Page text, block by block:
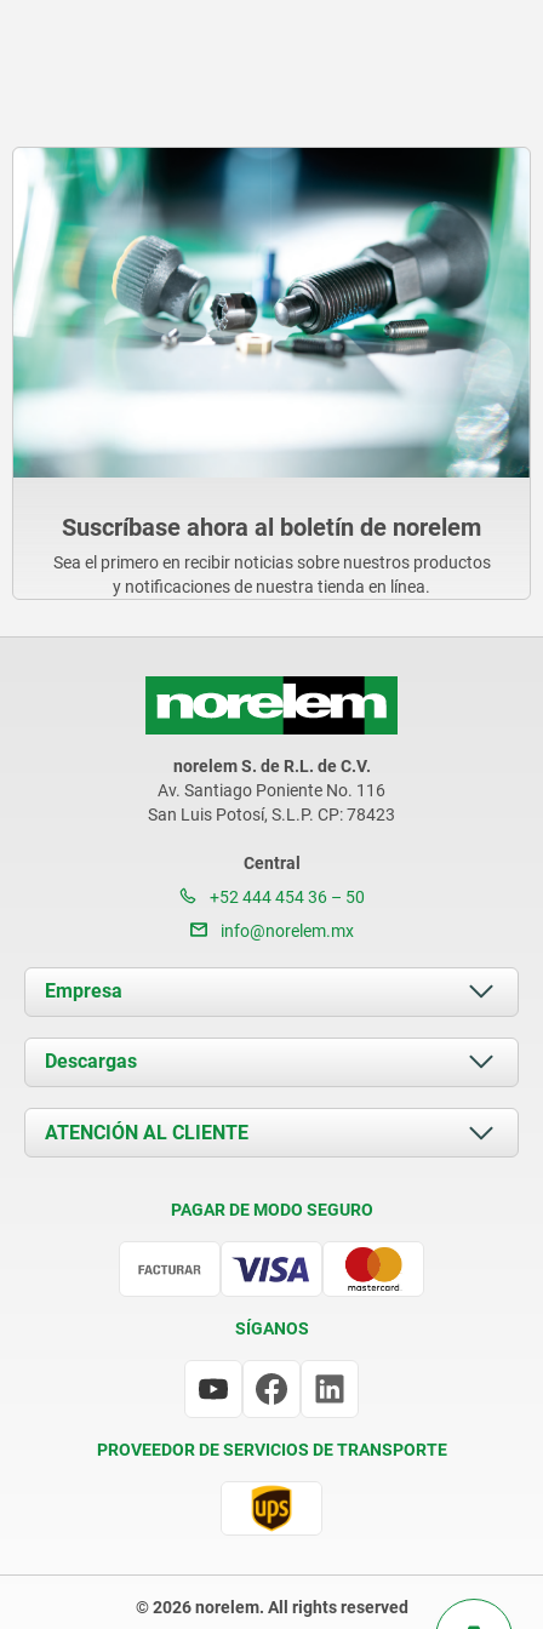
Suscríbase ahora al boletín de norelem
Sea el primero en recibir noticias sobre nuestros productos
y notificaciones de nuestra tienda en línea.
norelem S. de R.L. de C.V.
Av. Santiago Poniente No. 116
San Luis Potosí, S.L.P. CP: 78423
Central
+52 444 454 36 – 50
info@norelem.mx
Empresa
Acerca de nosotros
Novedades
Contacto
Descargas
Documents
ATENCIÓN AL CLIENTE
PAGAR DE MODO SEGURO
SÍGANOS
PROVEEDOR DE SERVICIOS DE TRANSPORTE
© 2026 norelem. All rights reserved